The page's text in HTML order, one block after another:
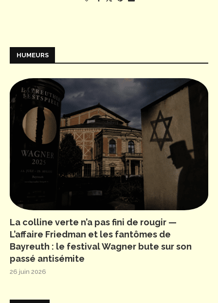
HUMEURS
La colline verte n’a pas fini de rougir —
L’affaire Friedman et les fantômes de
Bayreuth : le festival Wagner bute sur son
passé antisémite
26 juin 2026